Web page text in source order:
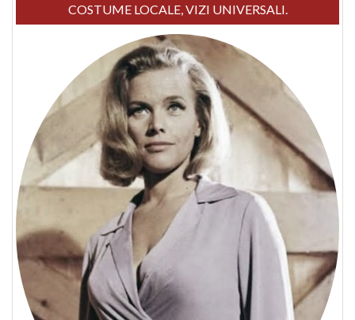
COSTUME LOCALE, VIZI UNIVERSALI.